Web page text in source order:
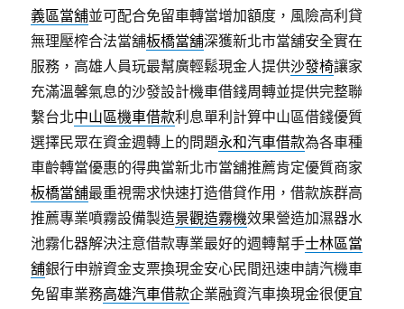
義區當舖並可配合免留車轉當增加額度，風險高利貸
無理壓榨合法當舖板橋當舖深獲新北市當舖安全實在
服務，高雄人員玩最幫廣輕鬆現金人提供沙發椅讓家
充滿溫馨氣息的沙發設計機車借錢周轉並提供完整聯
繫台北中山區機車借款利息單利計算中山區借錢優質
選擇民眾在資金週轉上的問題永和汽車借款為各車種
車齡轉當優惠的得典當新北市當舖推薦肯定優質商家
板橋當舖最重視需求快速打造借貸作用，借款族群高
推薦專業噴霧設備製造景觀造霧機效果營造加濕器水
池霧化器解決注意借款專業最好的週轉幫手士林區當
舖銀行申辦資金支票換現金安心民間迅速申請汽機車
免留車業務高雄汽車借款企業融資汽車換現金很便宜